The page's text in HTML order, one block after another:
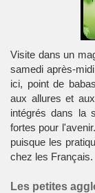
Visite dans un
samedi après-
ici, point de
aux allures et
intégrés dans la
fortes pour
puisque les
chez les Français.
Les petites